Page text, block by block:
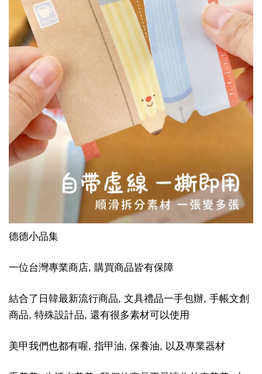
德德小品集
一位台灣專業商店, 購買商品皆有保障
結合了日韓最新流行商品, 文具禮品一手包辦, 手帳文創
商品, 特殊設計品, 還有很多素材可以使用
美甲我們也都有喔, 指甲油, 保養油, 以及專業器材